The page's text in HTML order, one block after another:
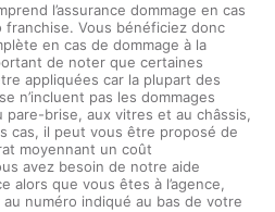
l’assurance dommage en cas
franchise. Vous bénéficiez donc
en cas de dommage à la
de noter que certaines
appliquées car la plupart des
n’incluent pas les dommages
pare-brise, aux vitres et au châssis,
cas, il peut vous être proposé de
moyennant un coût
avez besoin de notre aide
alors que vous êtes à l’agence,
numéro indiqué au bas de votre